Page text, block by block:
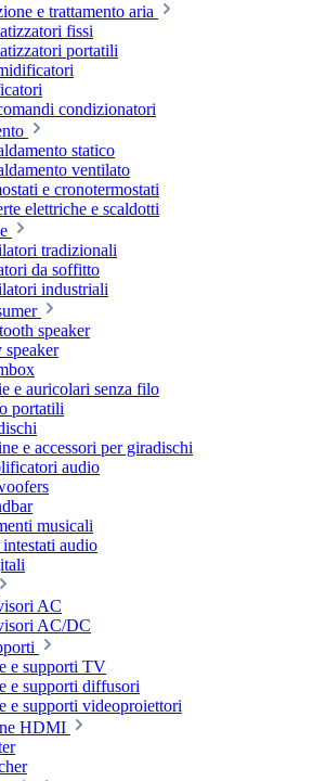
e trattamento aria
fissi
portatili
condizionatori
statico
ventilato
e cronotermostati
elettriche e scaldotti
tradizionali
da soffitto
industriali
speaker
speaker
e auricolari senza filo
portatili
e accessori per giradischi
audio
musicali
audio
AC
AC/DC
e supporti TV
e supporti diffusori
e supporti videoproiettori
HDMI